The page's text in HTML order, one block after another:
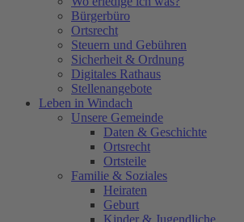
Bürgerbüro
Ortsrecht
Steuern und Gebühren
Sicherheit & Ordnung
Digitales Rathaus
Stellenangebote
Leben in Windach
Unsere Gemeinde
Daten & Geschichte
Ortsrecht
Ortsteile
Familie & Soziales
Heiraten
Geburt
Kinder & Jugendliche